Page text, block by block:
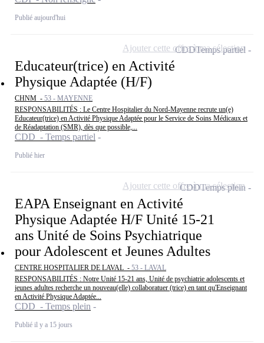
Publié aujourd'hui
Educateur(trice) en Activité
Physique Adaptée (H/F)
CHNM - 53 - MAYENNE
RESPONSABILITÉS : Le Centre Hospitalier du Nord-Mayenne recrute un(e)
Educateur(trice) en Activité Physique Adaptée pour le Service de Soins Médicaux et
de Réadaptation (SMR), dès que possible,...
CDD - Temps partiel
Publié hier
CDDTemps partiel
Ajouter cette offre à ma sélection
EAPA Enseignant en Activité
Physique Adaptée H/F Unité 15-21
ans Unité de Soins Psychiatrique
pour Adolescent et Jeunes Adultes
CENTRE HOSPITALIER DE LAVAL - 53 - LAVAL
RESPONSABILITÉS : Notre Unité 15-21 ans, Unité de psychiatrie adolescents et
jeunes adultes recherche un nouveau(elle) collaboratuer (trice) en tant qu'Enseignant
en Activité Physique Adaptée...
CDD - Temps plein
Publié il y a 15 jours
CDDTemps plein
Ajouter cette offre à ma sélection